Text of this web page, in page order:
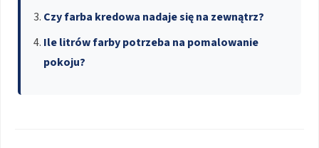
Czy farba kredowa nadaje się na zewnątrz?
Ile litrów farby potrzeba na pomalowanie
pokoju?